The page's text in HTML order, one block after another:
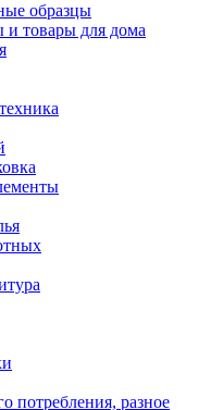
образцы
и товары для дома
потребления, разное